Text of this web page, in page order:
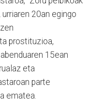
20an egingo
prostituzioa,
15ean
eta
parte
ematea.